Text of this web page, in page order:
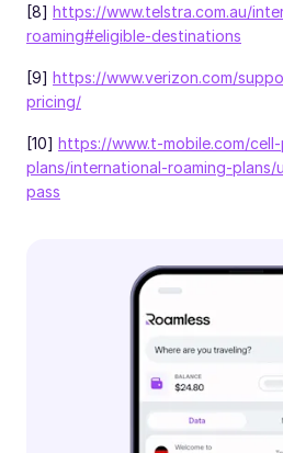
[8] https://www.telstra.com.au/
roaming#eligible-destinations
[9] https://www.verizon.com/
pricing/
[10] https://www.t-mobile.com/
plans/international-roaming-
pass